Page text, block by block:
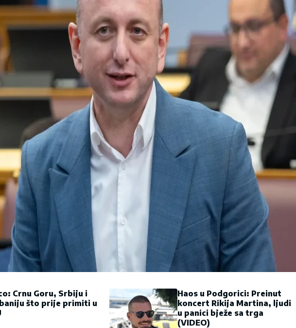
Crnu Goru, Srbiju i
što prije primiti u
Haos u Podgorici: Preinut
koncert Rikija Martina, ljudi
u panici bježe sa trga
(VIDEO)